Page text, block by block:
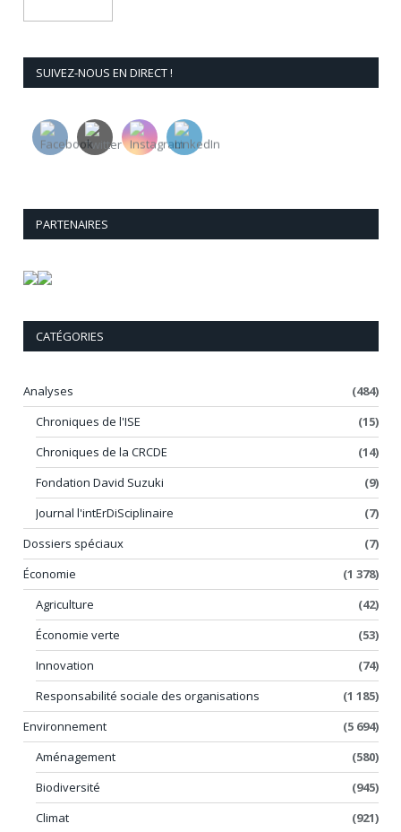
SUIVEZ-NOUS EN DIRECT !
PARTENAIRES
CATÉGORIES
Analyses
(484)
Chroniques de l'ISE
(15)
Chroniques de la CRCDE
(14)
Fondation David Suzuki
(9)
Journal l'intErDiSciplinaire
(7)
Dossiers spéciaux
(7)
Économie
(1 378)
Agriculture
(42)
Économie verte
(53)
Innovation
(74)
Responsabilité sociale des organisations
(1 185)
Environnement
(5 694)
Aménagement
(580)
Biodiversité
(945)
Climat
(921)